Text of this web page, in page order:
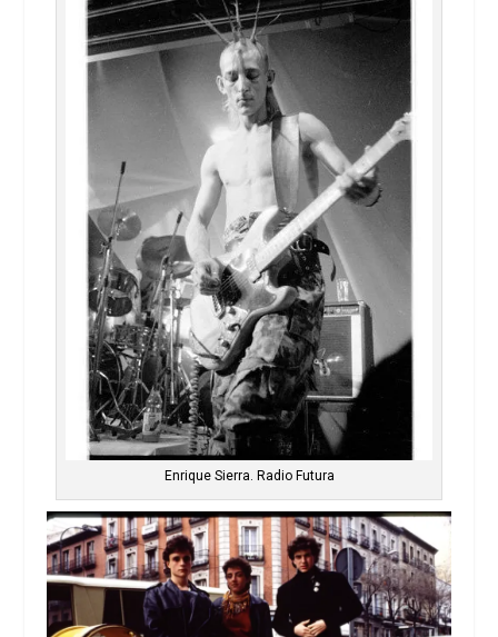
Enrique Sierra. Radio Futura